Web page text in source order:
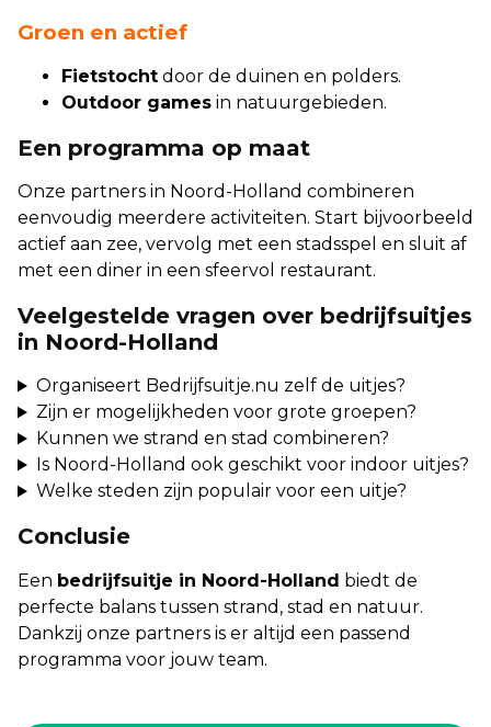
Groen en actief
Fietstocht door de duinen en polders.
Outdoor games in natuurgebieden.
Een programma op maat
Onze partners in Noord-Holland combineren
eenvoudig meerdere activiteiten. Start bijvoorbeeld
actief aan zee, vervolg met een stadsspel en sluit af
met een diner in een sfeervol restaurant.
Veelgestelde vragen over bedrijfsuitjes
in Noord-Holland
Organiseert Bedrijfsuitje.nu zelf de uitjes?
Zijn er mogelijkheden voor grote groepen?
Kunnen we strand en stad combineren?
Is Noord-Holland ook geschikt voor indoor uitjes?
Welke steden zijn populair voor een uitje?
Conclusie
Een bedrijfsuitje in Noord-Holland biedt de
perfecte balans tussen strand, stad en natuur.
Dankzij onze partners is er altijd een passend
programma voor jouw team.